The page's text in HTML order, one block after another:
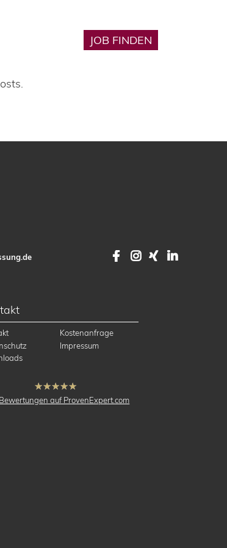
JOB FINDEN
Facebook
Instagram
XING
Kostenanfrage
Impressum
hat4.91
von5
Bewertungen auf ProvenExpert.com